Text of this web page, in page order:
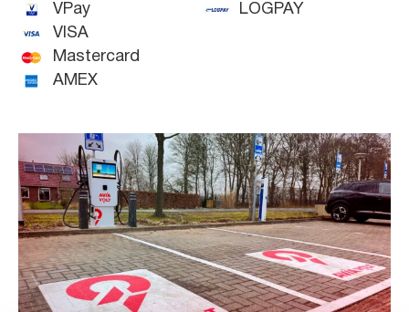
VPay
VISA
Mastercard
AMEX
LOGPAY